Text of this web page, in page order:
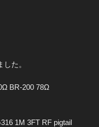
た。
BR-200 78Ω
1M 3FT RF pigtail